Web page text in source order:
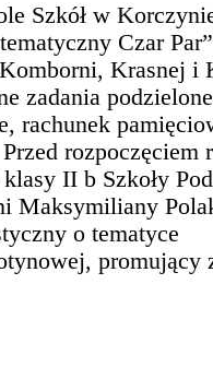
Szkół w
Czar
Krasnej i
zadania
rachunek
rozpoczęciem
II b Szkoły
Maksymiliany
o tematyce
promujący